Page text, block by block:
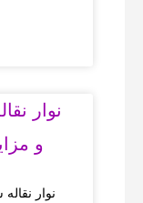
نوار
و
نوار